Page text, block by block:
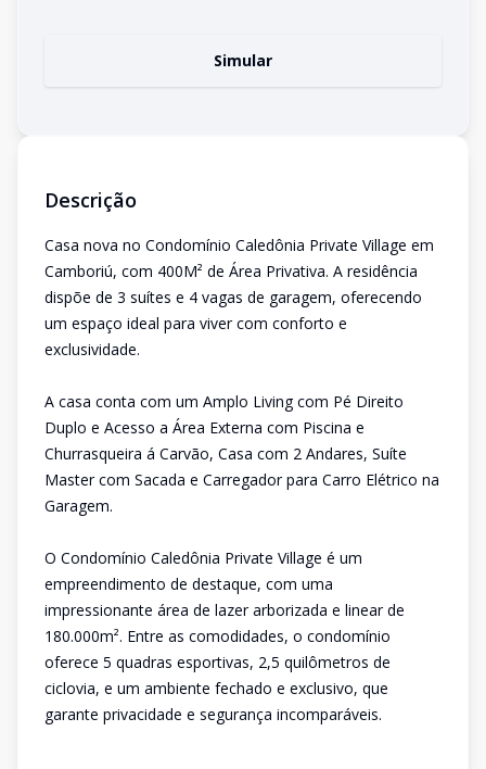
Simular
Descrição
Casa nova no Condomínio Caledônia Private Village em
Camboriú, com 400M² de Área Privativa. A residência
dispõe de 3 suítes e 4 vagas de garagem, oferecendo
um espaço ideal para viver com conforto e
exclusividade.
A casa conta com um Amplo Living com Pé Direito
Duplo e Acesso a Área Externa com Piscina e
Churrasqueira á Carvão, Casa com 2 Andares, Suíte
Master com Sacada e Carregador para Carro Elétrico na
Garagem.
O Condomínio Caledônia Private Village é um
empreendimento de destaque, com uma
impressionante área de lazer arborizada e linear de
180.000m². Entre as comodidades, o condomínio
oferece 5 quadras esportivas, 2,5 quilômetros de
ciclovia, e um ambiente fechado e exclusivo, que
garante privacidade e segurança incomparáveis.